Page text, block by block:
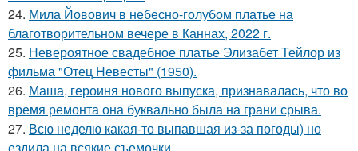
24. Мила Йовович в небесно-голубом платье на
благотворительном вечере в Каннах, 2022 г.
25. Невероятное свадебное платье Элизабет Тейлор из
фильма "Отец Невесты" (1950).
26. Маша, героиня нового выпуска, признавалась, что во
время ремонта она буквально была на грани срыва.
27. Всю неделю какая-то выпавшая из-за погоды) но